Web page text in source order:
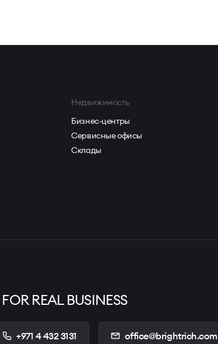
Недвижимость
Бизнес-центры
Сервисные офисы
Склады
REAL BUSINESS
+971 4 432 3131 office@brightrich.com